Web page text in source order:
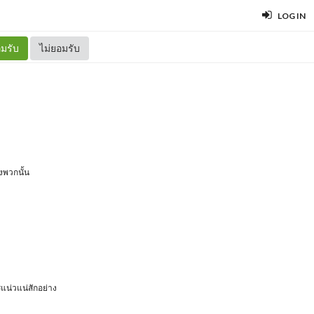
LOG IN
รับ ไม่ยอมรับ
พวกนั้น
น่วแน่สักอย่าง